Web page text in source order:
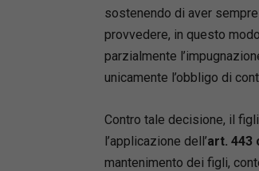
sostenendo di aver
provvedere, in questo
parzialmente
unicamente l’obbligo di
Contro tale decisione, il
l’applicazione dell’art. 443
mantenimento dei figli,